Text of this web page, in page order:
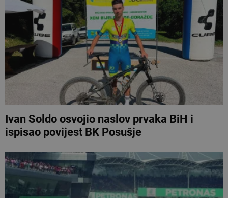
Ivan Soldo osvojio naslov prvaka BiH i
ispisao povijest BK Posušje